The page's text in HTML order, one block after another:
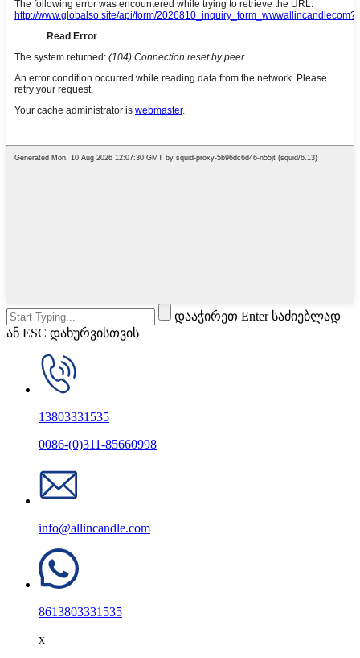
დააჭირეთ Enter საძიებლად
ან ESC დახურვისთვის
13803331535
0086-(0)311-85660998
info@allincandle.com
8613803331535
x